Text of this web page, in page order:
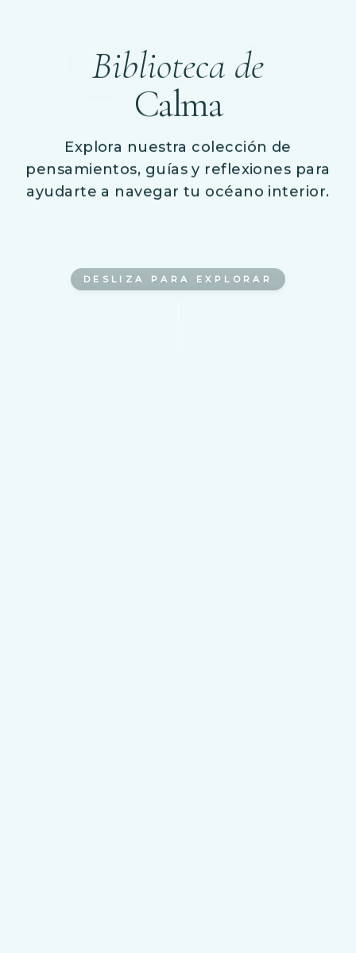
Biblioteca de
Calma
Explora nuestra colección de
pensamientos, guías y reflexiones para
ayudarte a navegar tu océano interior.
DESLIZA PARA EXPLORAR